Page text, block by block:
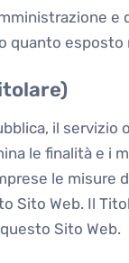
quanto esposto
il servizio
le finalità e i
le misure
Sito Web. Il
Sito Web.